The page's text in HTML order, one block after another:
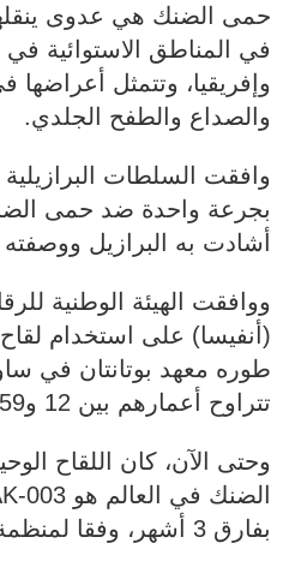
حمى الضنك هي عدوى
في المناطق الاستوائية في
وإفريقيا، وتتمثل
والصداع والطفح الجلدي.
وافقت السلطات البرازيلية
بجرعة واحدة ضد حمى
أشادت به البرازيل
ووافقت الهيئة الوطنية
(أنفيسا) على استخدام
طوره معهد بوتانتان في
تتراوح أعمارهم بين 12 و59 عاما.
وحتى الآن، كان اللقاح
بفارق 3 أشهر، وفقا لمنظمة الصحة العالمية.